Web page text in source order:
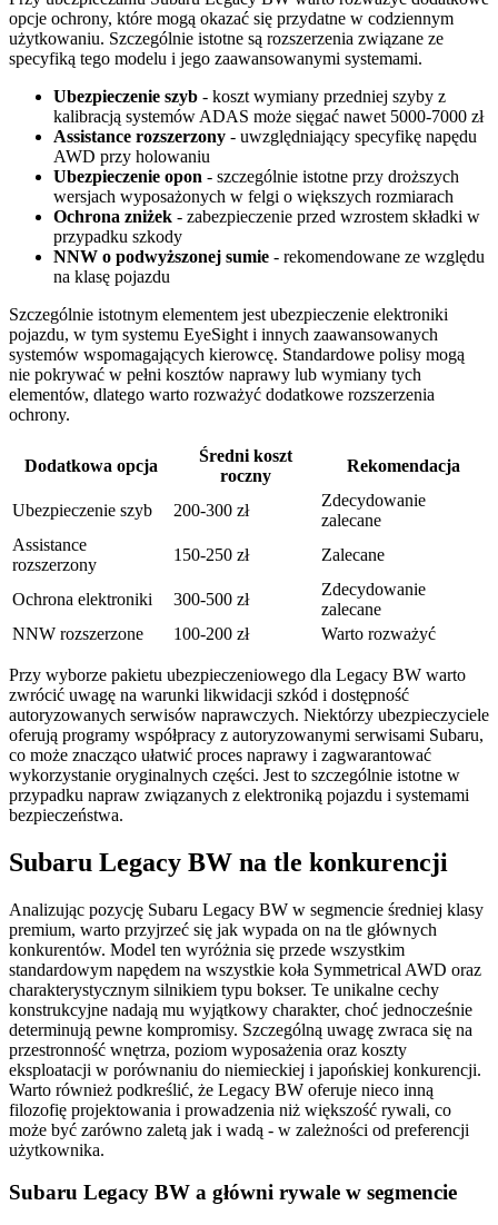
opcje ochrony, które mogą okazać się przydatne w codziennym
użytkowaniu. Szczególnie istotne są rozszerzenia związane ze
specyfiką tego modelu i jego zaawansowanymi systemami.
Ubezpieczenie szyb - koszt wymiany przedniej szyby z
kalibracją systemów ADAS może sięgać nawet 5000-7000 zł
Assistance rozszerzony - uwzględniający specyfikę napędu
AWD przy holowaniu
Ubezpieczenie opon - szczególnie istotne przy droższych
wersjach wyposażonych w felgi o większych rozmiarach
Ochrona zniżek - zabezpieczenie przed wzrostem składki w
przypadku szkody
NNW o podwyższonej sumie - rekomendowane ze względu
na klasę pojazdu
Szczególnie istotnym elementem jest ubezpieczenie elektroniki
pojazdu, w tym systemu EyeSight i innych zaawansowanych
systemów wspomagających kierowcę. Standardowe polisy mogą
nie pokrywać w pełni kosztów naprawy lub wymiany tych
elementów, dlatego warto rozważyć dodatkowe rozszerzenia
ochrony.
Dodatkowa opcja
Średni koszt
roczny
Rekomendacja
Ubezpieczenie szyb 200-300 zł
Zdecydowanie
zalecane
Assistance
rozszerzony
150-250 zł Zalecane
Ochrona elektroniki 300-500 zł
Zdecydowanie
zalecane
NNW rozszerzone
100-200 zł Warto rozważyć
Przy wyborze pakietu ubezpieczeniowego dla Legacy BW warto
zwrócić uwagę na warunki likwidacji szkód i dostępność
autoryzowanych serwisów naprawczych. Niektórzy ubezpieczyciele
oferują programy współpracy z autoryzowanymi serwisami Subaru,
co może znacząco ułatwić proces naprawy i zagwarantować
wykorzystanie oryginalnych części. Jest to szczególnie istotne w
przypadku napraw związanych z elektroniką pojazdu i systemami
bezpieczeństwa.
Subaru Legacy BW na tle konkurencji
Analizując pozycję Subaru Legacy BW w segmencie średniej klasy
premium, warto przyjrzeć się jak wypada on na tle głównych
konkurentów. Model ten wyróżnia się przede wszystkim
standardowym napędem na wszystkie koła Symmetrical AWD oraz
charakterystycznym silnikiem typu bokser. Te unikalne cechy
konstrukcyjne nadają mu wyjątkowy charakter, choć jednocześnie
determinują pewne kompromisy. Szczególną uwagę zwraca się na
przestronność wnętrza, poziom wyposażenia oraz koszty
eksploatacji w porównaniu do niemieckiej i japońskiej konkurencji.
Warto również podkreślić, że Legacy BW oferuje nieco inną
filozofię projektowania i prowadzenia niż większość rywali, co
może być zarówno zaletą jak i wadą - w zależności od preferencji
użytkownika.
Subaru Legacy BW a główni rywale w segmencie